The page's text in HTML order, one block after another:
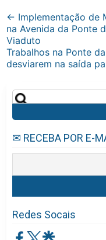
Post
navigation
← Implementação de
na Avenida da Ponte
Viaduto
Trabalhos na Ponte
desviarem na saída
Pesquisar
por:
✉ RECEBA POR E-
Redes Socais